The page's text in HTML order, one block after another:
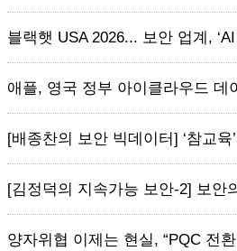
블랙햇 USA 2026... 보안 업계,
애플, 영국 정부 아이클라우드 데
[배종찬의 보안 빅데이터] ‘참교육
[김정덕의 지속가능 보안-2] 보안
양자위협 이제는 현실, “PQC 전